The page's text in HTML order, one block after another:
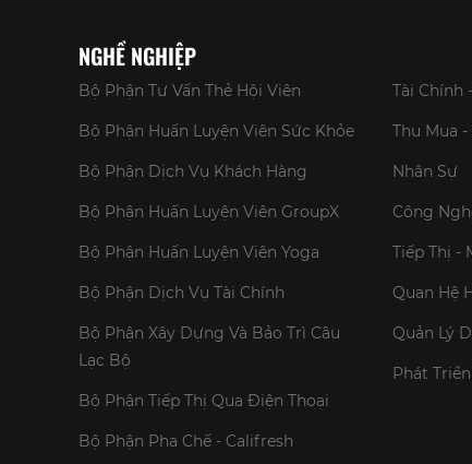
NGHỀ NGHIỆP
Bộ Phận Tư Vấn Thẻ Hội Viên
Bộ Phận Huấn Luyện Viên Sức Khỏe
Bộ Phận Dịch Vụ Khách Hàng
Bộ Phận Huấn Luyện Viên GroupX
Bộ Phận Huấn Luyện Viên Yoga
Bộ Phận Dịch Vụ Tài Chính
Bộ Phận Xây Dựng Và Bảo Trì Câu
Lạc Bộ
Bộ Phận Tiếp Thị Qua Điện Thoại
Bộ Phận Pha Chế - Califresh
Tài Chính
Thu Mua
Nhân Sự
Công
Tiếp Thị -
Quan Hệ
Quản Lý
Phát